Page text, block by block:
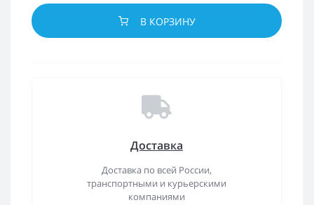
В КОРЗИНУ
Доставка
Доставка по всей России,
транспортными и курьерскими
компаниями